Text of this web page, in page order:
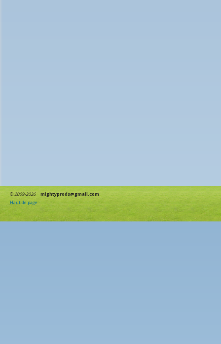
©2009-2026
mightyprods@gmail.com
Haut de page